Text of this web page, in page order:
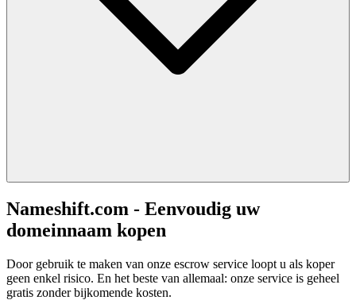
Nameshift.com - Eenvoudig uw
domeinnaam kopen
Door gebruik te maken van onze escrow service loopt u als koper
geen enkel risico. En het beste van allemaal: onze service is geheel
gratis zonder bijkomende kosten.